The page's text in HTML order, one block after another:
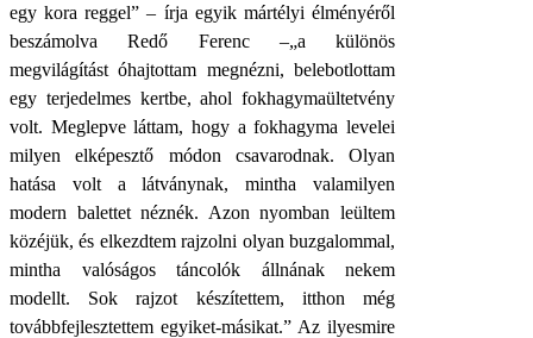
egy kora reggel” – írja egyik mártélyi élményéről
beszámolva Redő Ferenc –„a különös
megvilágítást óhajtottam megnézni, belebotlottam
egy terjedelmes kertbe, ahol fokhagymaültetvény
volt. Meglepve láttam, hogy a fokhagyma levelei
milyen elképesztő módon csavarodnak. Olyan
hatása volt a látványnak, mintha valamilyen
modern balettet néznék. Azon nyomban leültem
közéjük, és elkezdtem rajzolni olyan buzgalommal,
mintha valóságos táncolók állnának nekem
modellt. Sok rajzot készítettem, itthon még
továbbfejlesztettem egyiket-másikat.” Az ilyesmire